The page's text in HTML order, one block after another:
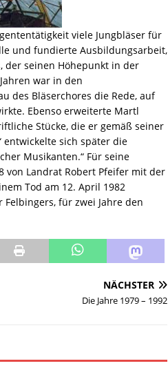
viele Jungbläser für
und fundierte Ausbildungsarbeit,
der seinen Höhepunkt in der
war in den
des Bläserchores die Rede, auf
Ebenso erweiterte Martl
Stücke, die er gemäß seiner
entwickelte sich später die
Musikanten.“ Für seine
von Landrat Robert Pfeifer mit der
Tod am 12. April 1982
für zwei Jahre den
NÄCHSTER
Die Jahre 1979 – 1992